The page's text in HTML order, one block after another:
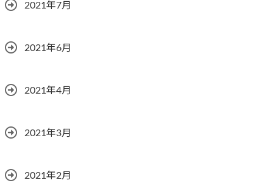
2021年7月
2021年6月
2021年4月
2021年3月
2021年2月